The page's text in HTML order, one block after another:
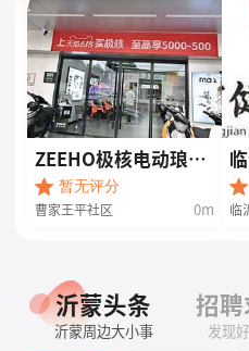
ZEEHO极核电动琅琊
王路店
暂无评分
曹家王平社区 0m 临
沂蒙头条
沂蒙周边大小事
招
发现